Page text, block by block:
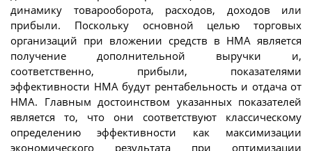
динамику товарооборота, расходов, доходов или
прибыли. Поскольку основной целью торговых
организаций при вложении средств в НМА является
получение дополнительной выручки и,
соответственно, прибыли, показателями
эффективности НМА будут рентабельность и отдача от
НМА. Главным достоинством указанных показателей
является то, что они соответствуют классическому
определению эффективности как максимизации
экономического результата при оптимизации